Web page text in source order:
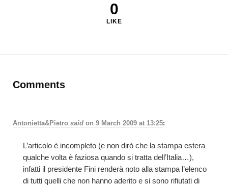
0
LIKE
Comments
Antonietta&Pietro said on 9 March 2009 at 13:25:
L’articolo è incompleto (e non dirò che la stampa estera
qualche volta è faziosa quando si tratta dell’Italia…),
infatti il presidente Fini renderà noto alla stampa l’elenco
di tutti quelli che non hanno aderito e si sono rifiutati di